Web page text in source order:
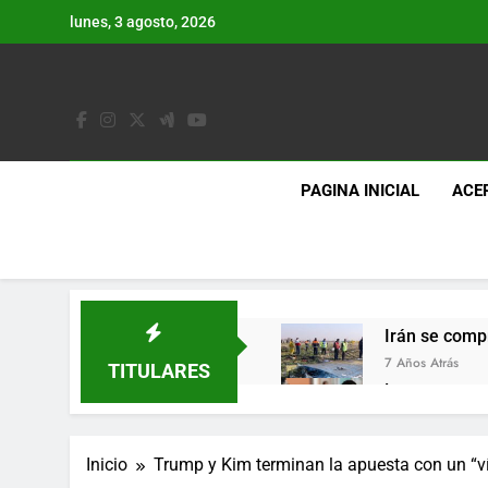
lunes, 3 agosto, 2026
PAGINA INICIAL
TITULARES
Irán se
7 Años Atrás
Lo que se
7 Años Atrás
7 Años Atrás
Inicio Trump y Kim terminan la apuesta con un